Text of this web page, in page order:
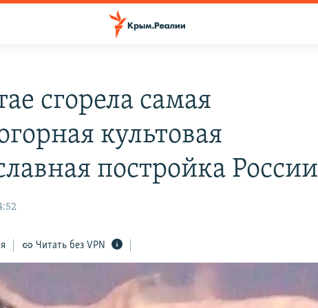
сгорела самая
культовая
постройка России
Читать без VPN